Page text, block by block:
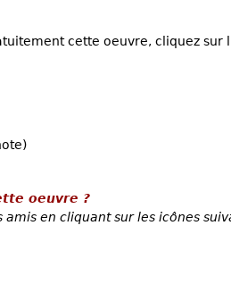
cette oeuvre, cliquez sur
oeuvre ?
amis en cliquant sur les icônes